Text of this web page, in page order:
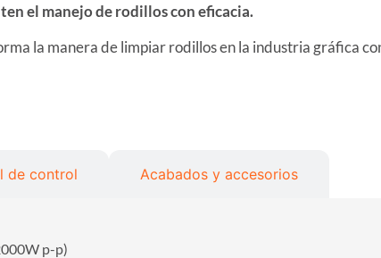
el manejo de rodillos con eficacia.
la manera de limpiar rodillos en la industria gráfica
de control Acabados y accesorios
p-p)